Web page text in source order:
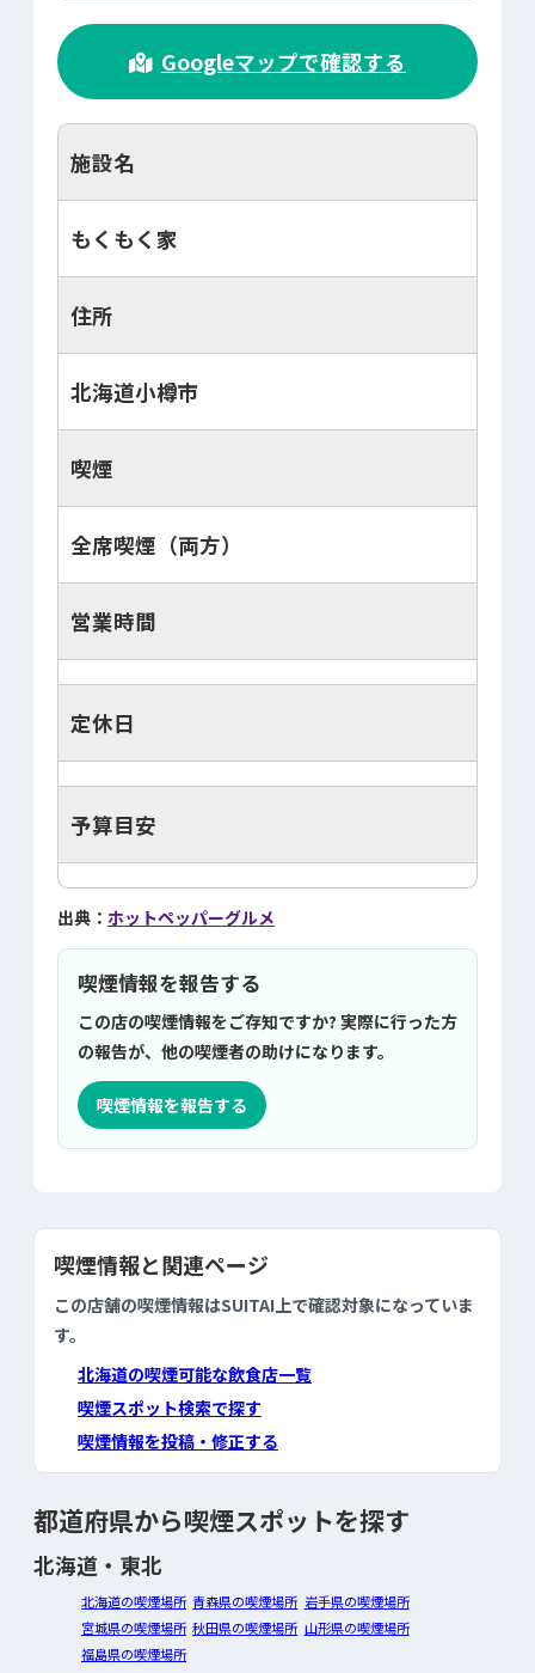
Googleマップで確認する
施設名
もくもく家
住所
北海道小樽市
喫煙
全席喫煙（両方）
営業時間
定休日
予算目安
出典： ホットペッパーグルメ
喫煙情報を報告する
この店の喫煙情報をご存知ですか? 実際に行った方
の報告が、他の喫煙者の助けになります。
喫煙情報を報告する
喫煙情報と関連ページ
この店舗の喫煙情報はSUITAI上で確認対象になっていま
す。
北海道の喫煙可能な飲食店一覧
喫煙スポット検索で探す
喫煙情報を投稿・修正する
都道府県から喫煙スポットを探す
北海道・東北
北海道の喫煙場所 青森県の喫煙場所 岩手県の喫煙場所
宮城県の喫煙場所 秋田県の喫煙場所 山形県の喫煙場所
福島県の喫煙場所